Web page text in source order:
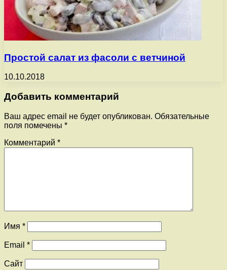
Простой салат из фасоли с ветчиной
10.10.2018
Добавить комментарий
Ваш адрес email не будет опубликован. Обязательные
поля помечены *
Комментарий *
Имя *
Email *
Сайт